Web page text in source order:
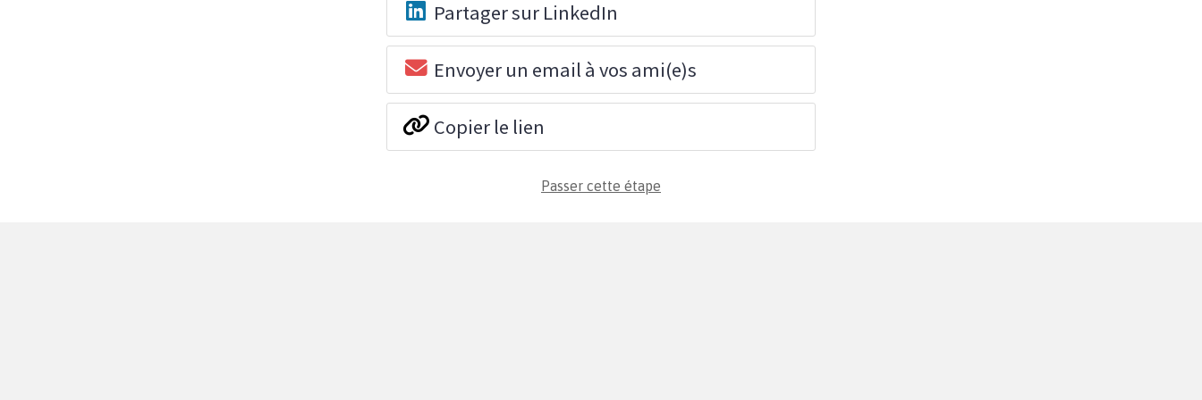
Partager sur LinkedIn
Envoyer un email à vos ami(e)s
Copier le lien
Passer cette étape